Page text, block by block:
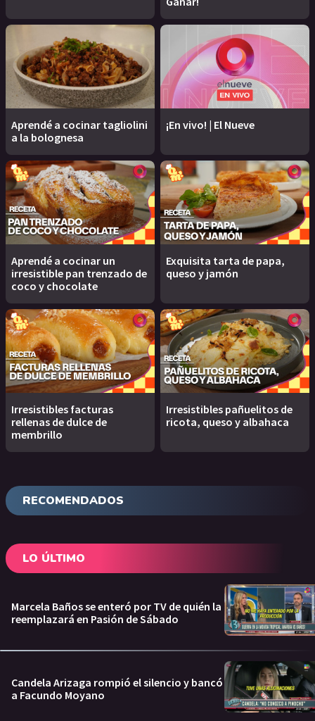
Aprendé a cocinar tagliolini
a la bolognesa
¡En vivo! | El Nueve
Aprendé a cocinar un
irresistible pan trenzado de
coco y chocolate
Exquisita tarta de papa,
queso y jamón
Irresistibles facturas
rellenas de dulce de
membrillo
Irresistibles pañuelitos de
ricota, queso y albahaca
RECOMENDADOS
LO ÚLTIMO
Marcela Baños se enteró por TV de quién la
reemplazará en Pasión de Sábado
Candela Arizaga rompió el silencio y bancó
a Facundo Moyano